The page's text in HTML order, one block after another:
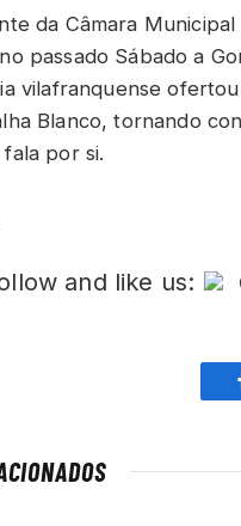
da Câmara
passado Sábado a
vilafranquense
Blanco, tornando
fala por si.
and like us: